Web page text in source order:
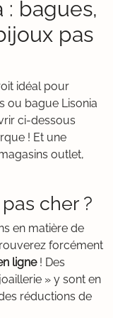
: bagues,
pas
idéal pour
ou bague Lisonia
ci-dessous
! Et une
outlet,
cher ?
en matière de
forcément
ligne! Des
» y sont en
réductions de